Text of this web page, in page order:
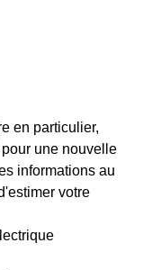
en particulier,
une nouvelle
informations au
votre